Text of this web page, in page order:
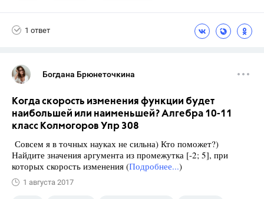
1 ответ
Богдана Брюнеточкина
Когда скорость изменения функции будет
наибольшей или наименьшей? Алгебра 10-11
класс Колмогоров Упр 308
Совсем я в точных науках не сильна) Кто поможет?)
Найдите значения аргумента из промежутка [-2; 5], при
которых скорость изменения (Подробнее...)
1 августа 2017